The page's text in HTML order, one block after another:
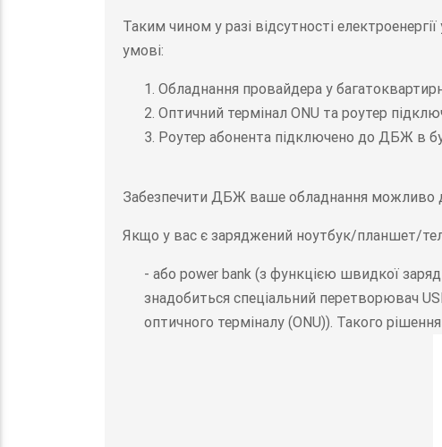
Таким чином у разі відсутності
умові:
1. Обладнання провайдера у
2. Оптичний термінал ONU та роутер
3. Роутер абонента підключено до ДБЖ в
Забезпечити ДБЖ ваше обладнання можливо
Якщо у вас є заряджений ноутбук/планшет/
- або power bank (з функцією швидкої
знадобиться спеціальний перетворювач
оптичного терміналу (ONU)). Такого